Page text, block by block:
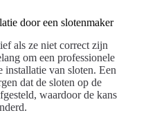
door een slotenmaker
als ze niet correct zijn
om een professionele
installatie van sloten. Een
dat de sloten op de
waardoor de kans